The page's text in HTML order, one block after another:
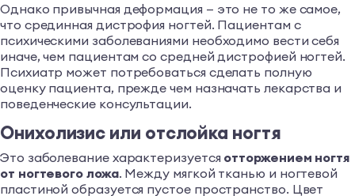
Однако привычная деформация — это не то же самое,
что срединная дистрофия ногтей. Пациентам с
психическими заболеваниями необходимо вести себя
иначе, чем пациентам со средней дистрофией ногтей.
Психиатр может потребоваться сделать полную
оценку пациента, прежде чем назначать лекарства и
поведенческие консультации.
Онихолизис или отслойка ногтя
Это заболевание характеризуется отторжением ногтя
от ногтевого ложа. Между мягкой тканью и ногтевой
пластиной образуется пустое пространство. Цвет